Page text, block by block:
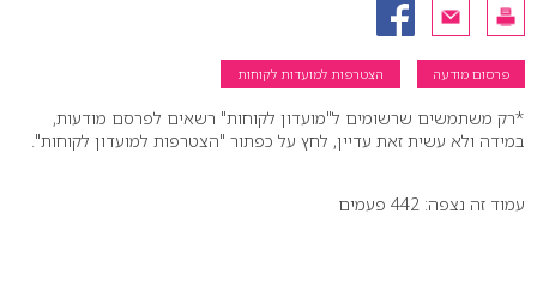
פרסום מודעה הצטרפות למועדות לקוחות
*רק משתמשים שרשומים ל"מועדון לקוחות" רשאים לפרסם מודעות,
במידה ולא עשית זאת עדיין, לחץ על כפתור "הצטרפות למועדון לקוחות".
עמוד זה נצפה: 442 פעמים